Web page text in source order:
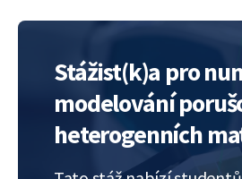
particularly…
Stážist(k)a pro
modelování
heterogenních